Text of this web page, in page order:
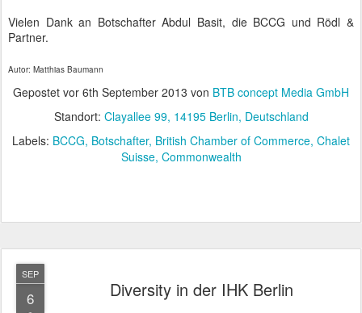
Vielen Dank an Botschafter Abdul Basit, die BCCG und Rödl &
Partner.
Autor: Matthias Baumann
Gepostet vor 6th September 2013 von BTB concept Media GmbH
Standort: Clayallee 99, 14195 Berlin, Deutschland
Labels: BCCG Botschafter British Chamber of Commerce Chalet
Suisse Commonwealth
SEP
6 Diversity in der IHK Berlin